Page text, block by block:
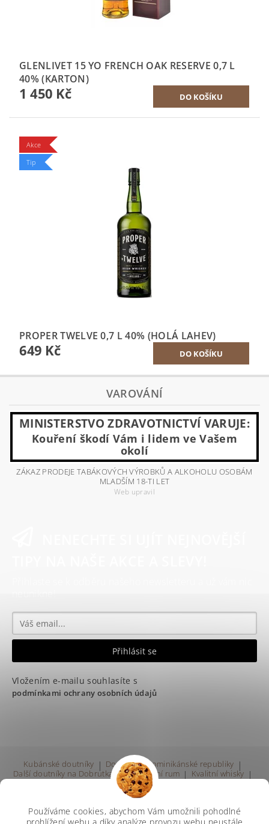
GLENLIVET 15 YO FRENCH OAK RESERVE 0,7 L
40% (KARTON)
1 450 Kč
Akce
Tip
PROPER TWELVE 0,7 L 40% (HOLÁ LAHEV)
649 Kč
VAROVÁNÍ
MINISTERSTVO ZDRAVOTNICTVÍ VARUJE:
Kouření škodí Vám i lidem ve Vašem
okolí
ZÁKAZ PRODEJE TABÁKOVÝCH VÝROBKŮ A ALKOHOLU OSOBÁM
MLADŠÍM 18-TI LET
Web upravil
Vložením e-mailu souhlasíte s
podmínkami ochrany osobních údajů
Kubánské doutníky | Doutníky z Dominikánské republiky |
Další doutníky na Dobrutka.eu | Kvalitní rum | Kvalitní whisky |
Prodej rumu Praha
Používáme cookies, abychom Vám umožnili pohodlné